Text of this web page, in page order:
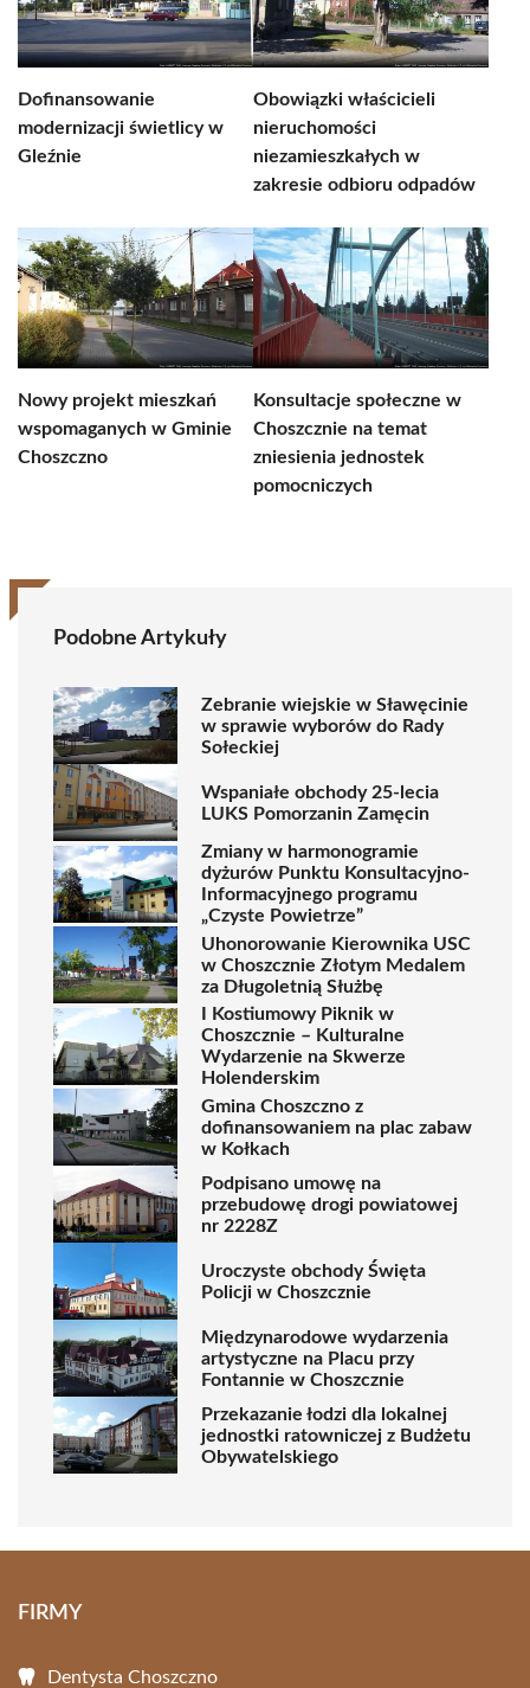
Dofinansowanie
modernizacji świetlicy w
Gleźnie
Obowiązki właścicieli
nieruchomości
niezamieszkałych w
zakresie odbioru odpadów
Nowy projekt mieszkań
wspomaganych w Gminie
Choszczno
Konsultacje społeczne w
Choszcznie na temat
zniesienia jednostek
pomocniczych
Podobne Artykuły
Zebranie wiejskie w Sławęcinie
w sprawie wyborów do Rady
Sołeckiej
Wspaniałe obchody 25-lecia
LUKS Pomorzanin Zamęcin
Zmiany w harmonogramie
dyżurów Punktu Konsultacyjno-
Informacyjnego programu
„Czyste Powietrze”
Uhonorowanie Kierownika USC
w Choszcznie Złotym Medalem
za Długoletnią Służbę
I Kostiumowy Piknik w
Choszcznie – Kulturalne
Wydarzenie na Skwerze
Holenderskim
Gmina Choszczno z
dofinansowaniem na plac zabaw
w Kołkach
Podpisano umowę na
przebudowę drogi powiatowej
nr 2228Z
Uroczyste obchody Święta
Policji w Choszcznie
Międzynarodowe wydarzenia
artystyczne na Placu przy
Fontannie w Choszcznie
Przekazanie łodzi dla lokalnej
jednostki ratowniczej z Budżetu
Obywatelskiego
FIRMY
Dentysta Choszczno